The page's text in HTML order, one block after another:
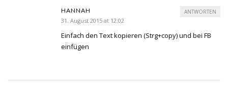
HANNAH
31. August 2015 at 12:02
Einfach den Text kopieren (Strg+copy) und bei FB
einfügen
ANTWORTEN